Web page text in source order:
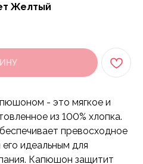
Желтый
- это мягкое и
из 100% хлопка.
превосходное
идеальным для
Капюшон защитит